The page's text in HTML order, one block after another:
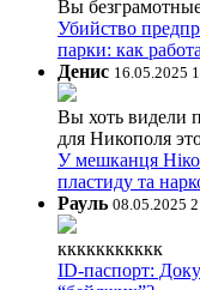
Вы
Убийство
парки: как
Денис 16.05.2025
Вы хоть видели
для Никополя
У мешканця
пластиду та
Рауль 08.05.2025
ккккккккккк
ID-паспорт: